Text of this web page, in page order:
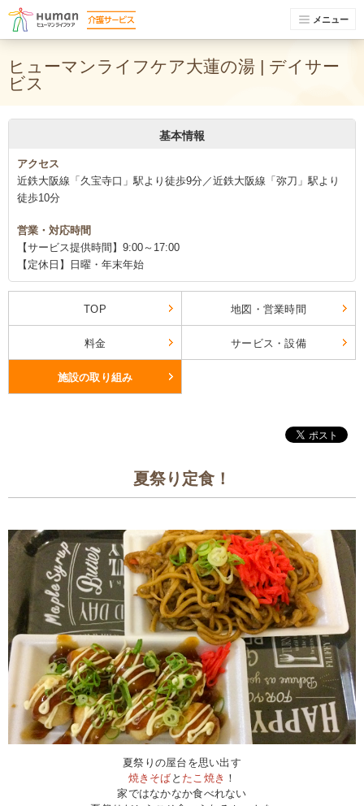
メニュー
ヒューマンライフケア大蓮の湯 | デイサー
ビス
基本情報
アクセス
近鉄大阪線「久宝寺口」駅より徒歩9分／近鉄大阪線「弥刀」駅より
徒歩10分
営業・対応時間
【サービス提供時間】9:00～17:00
【定休日】日曜・年末年始
TOP 地図・営業時間
料金 サービス・設備
施設の取り組み
夏祭り定食！
夏祭りの屋台を思い出す
焼きそば と たこ焼き ！
家ではなかなか食べれない